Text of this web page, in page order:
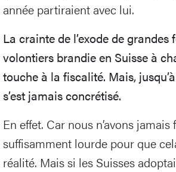
année partiraient avec lui.
La crainte de l’exode de grandes
volontiers brandie en Suisse à
touche à la fiscalité. Mais,
s’est jamais concrétisé.
En effet. Car nous n’avons jamais
suffisamment lourde pour que
réalité. Mais si les Suisses